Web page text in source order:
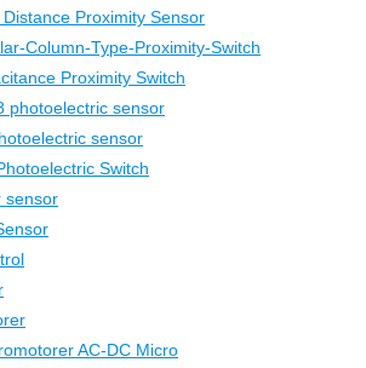
Distance Proximity Sensor
Column-Type-Proximity-Switch
Proximity Switch
photoelectric sensor
sensor
Switch
sensor
AC-DC Micro